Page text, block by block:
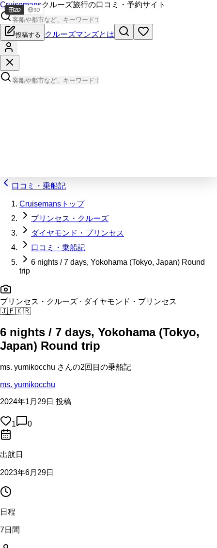
Cruisemansクルーズ旅行の口コミ・予約サイト
投稿する クルーズマンズとは
口コミ・乗船記
Cruisemansトップ
プリンセス・クルーズ
ダイヤモンド・プリンセス
口コミ・乗船記
6 nights / 7 days, Yokohama (Tokyo, Japan) Round
trip
プリンセス・クルーズ · ダイヤモンド・プリンセス
🇯🇵🇰🇷
6 nights / 7 days, Yokohama (Tokyo,
Japan) Round trip
ms. yumikocchu さんの2回目の乗船記
ms. yumikocchu
2024年1月29日 投稿
1 0
出航日
2023年6月29日
日程
7日間
2D 3D